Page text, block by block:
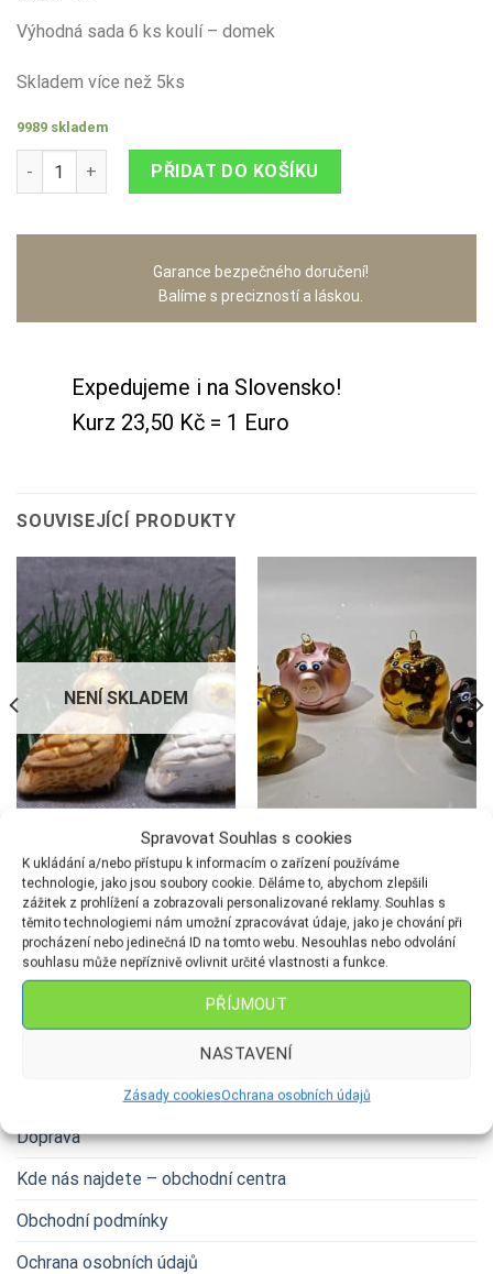
Spravovat Souhlas s cookies
K ukládání a/nebo přístupu k informacím o zařízení používáme
technologie, jako jsou soubory cookie. Děláme to, abychom zlepšili
zážitek z prohlížení a zobrazovali personalizované reklamy. Souhlas s
těmito technologiemi nám umožní zpracovávat údaje, jako je chování při
procházení nebo jedinečná ID na tomto webu. Nesouhlas nebo odvolání
souhlasu může nepříznivě ovlivnit určité vlastnosti a funkce.
PŘÍJMOUT
NASTAVENÍ
Zásady cookiesOchrana osobních údajů
Výhodná sada 6 ks koulí – domek
Skladem více než 5ks
9989 skladem
Sada 6 koulí Ø 8 cm - domek lesk množství
PŘIDAT DO KOŠÍKU
Garance bezpečného doručení!
Balíme s precizností a láskou.
Expedujeme i na Slovensko!
Kurz 23,50 Kč = 1 Euro
SOUVISEJÍCÍ PRODUKTY
NENÍ SKLADEM
Sovička-malá
119Kč
FIGURKY
Prasátko s ocáskem mat
179Kč
Doprava
Kde nás najdete – obchodní centra
Obchodní podmínky
Ochrana osobních údajů